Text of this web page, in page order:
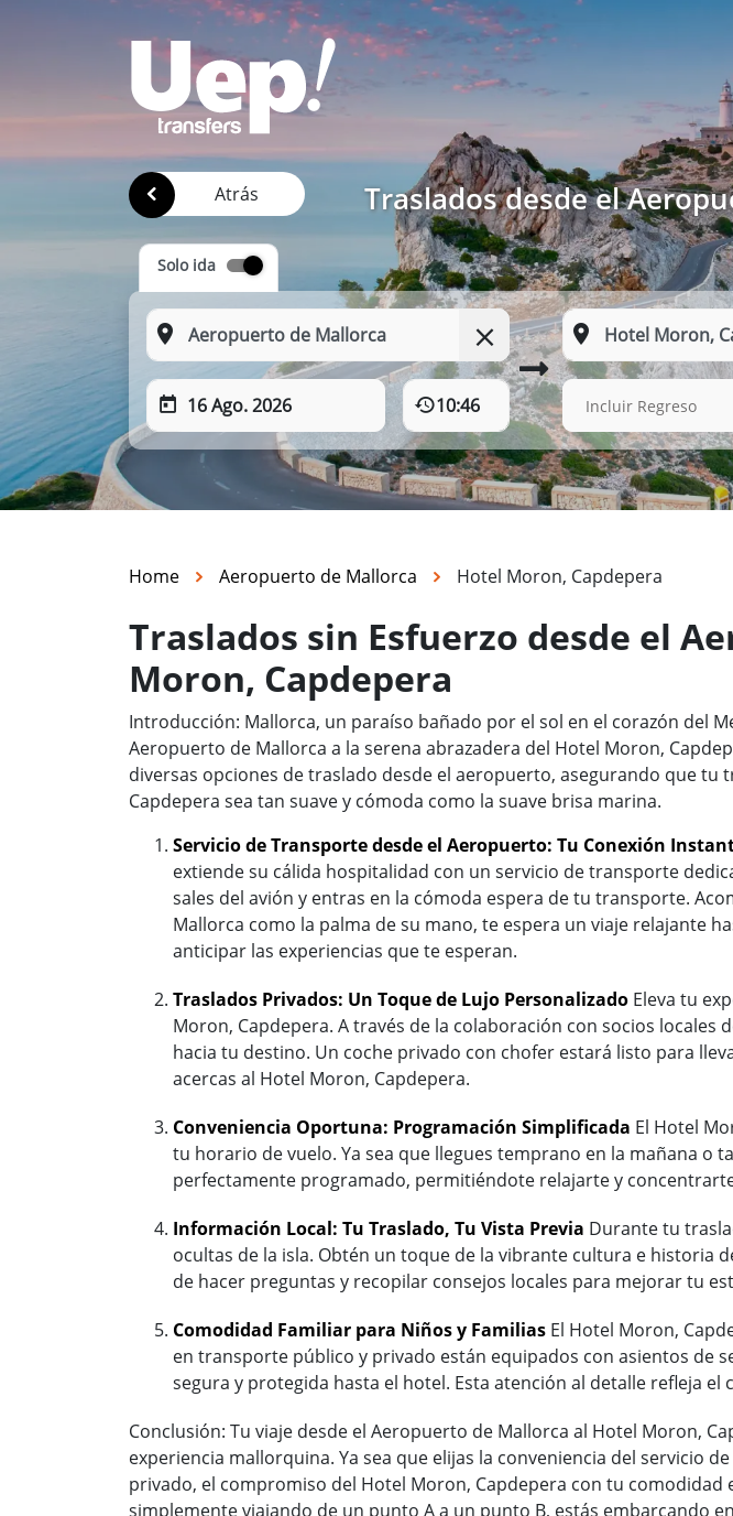
Atrás Traslados desde el
Solo ida
16 Ago. 2026 10:46 16 Ago. 2026
Incluir Regreso
Home Aeropuerto de Mallorca Hotel Moron, Capdepera
Traslados sin Esfuerzo desde el
Moron, Capdepera
Introducción: Mallorca, un paraíso bañado por el sol en el corazón del
Aeropuerto de Mallorca a la serena abrazadera del Hotel Moron,
diversas opciones de traslado desde el aeropuerto, asegurando que
Capdepera sea tan suave y cómoda como la suave brisa marina.
Servicio de Transporte desde el Aeropuerto: Tu Conexión
extiende su cálida hospitalidad con un servicio de transporte
sales del avión y entras en la cómoda espera de tu transporte.
Mallorca como la palma de su mano, te espera un viaje relajante
anticipar las experiencias que te esperan.
Traslados Privados: Un Toque de Lujo Personalizado Eleva tu
Moron, Capdepera. A través de la colaboración con socios
hacia tu destino. Un coche privado con chofer estará listo para
acercas al Hotel Moron, Capdepera.
Conveniencia Oportuna: Programación Simplificada El Hotel
tu horario de vuelo. Ya sea que llegues temprano en la mañana o
perfectamente programado, permitiéndote relajarte y
Información Local: Tu Traslado, Tu Vista Previa Durante tu
ocultas de la isla. Obtén un toque de la vibrante cultura e historia
de hacer preguntas y recopilar consejos locales para mejorar tu
Comodidad Familiar para Niños y Familias El Hotel Moron,
en transporte público y privado están equipados con asientos de
segura y protegida hasta el hotel. Esta atención al detalle refleja
Conclusión: Tu viaje desde el Aeropuerto de Mallorca al Hotel Moron,
experiencia mallorquina. Ya sea que elijas la conveniencia del servicio
privado, el compromiso del Hotel Moron, Capdepera con tu
simplemente viajando de un punto A a un punto B, estás embarcando